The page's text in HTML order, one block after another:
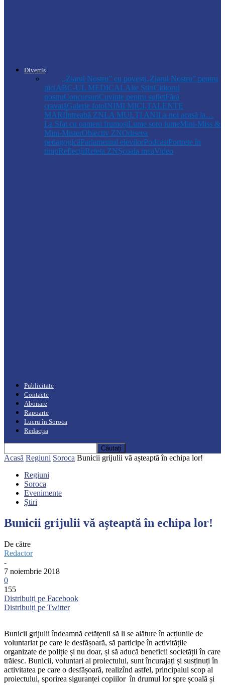
Divertis
,,Ziarul Nostru” cu povești„Ziarul Nostru” pentru
piciABC-UL MEDICALAlte ȘtiriCititorul
nostruConcursuriCuvinte pentru sufletFără
cravatăGalerie fotoINIMI MICI,TALENTE
MARIÎntreabă ZNLA MULŢI ANILa noi acasă la…
La Sfat cu oameni frumoșiLume soro lumeMini-Miss &
Mini-MisterObiectiv ZNOdiseea
pedagogicăParlamentul elevilorPodcastPortrete în
timpReflecțiiReteta ZNȘcoala meaVideo
Publicitate
Contacte
Abonare
Rapoarte
Lucru în Soroca
Redacția
Acasă Regiuni Soroca Bunicii grijulii vă așteaptă în echipa lor!
Regiuni
Soroca
Evenimente
Știri
Bunicii grijulii vă așteaptă în echipa lor!
De către
Redactor
-
7 noiembrie 2018
0
155
Distribuiți pe Facebook
Distribuiți pe Twitter
Bunicii grijulii îndeamnă cetățenii să li se alăture în acțiunile de
voluntariat pe care le desfășoară, să participe în activitățile
organizate de poliție și nu doar, și să aducă beneficii societății în care
trăiesc. Bunicii, voluntari ai proiectului, sunt încurajați și susținuți în
activitatea pe care o desfășoară, realizînd astfel, principalul scop al
proiectului, sporirea siguranței copiilor în drumul lor spre școală și